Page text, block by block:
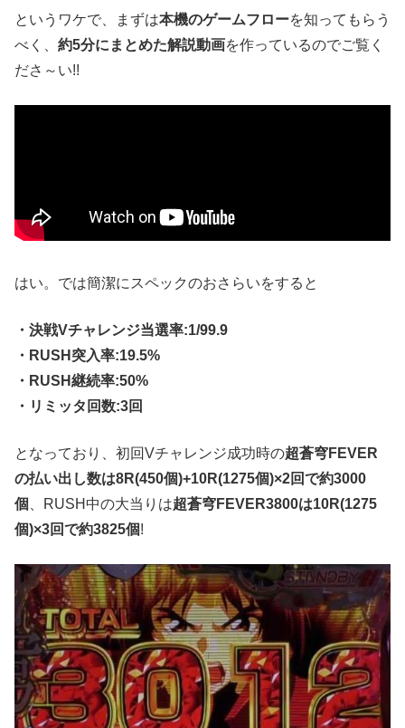
というワケで、まずは本機のゲームフローを知ってもらう
べく、 約5分にまとめた解説動画を作っているのでご覧く
ださ～い!!
はい。では簡潔にスペックのおさらいをすると
・決戦Vチャレンジ当選率:1/99.9
・RUSH突入率:19.5%
・RUSH継続率:50%
・リミッタ回数:3回
となっており、初回Vチャレンジ成功時の超蒼穹FEVER
の払い出し数は8R(450個)+10R(1275個)×2回で約3000
個
、RUSH中の大当りは超蒼穹FEVER3800は10R(1275
個)×3回で約3825個!